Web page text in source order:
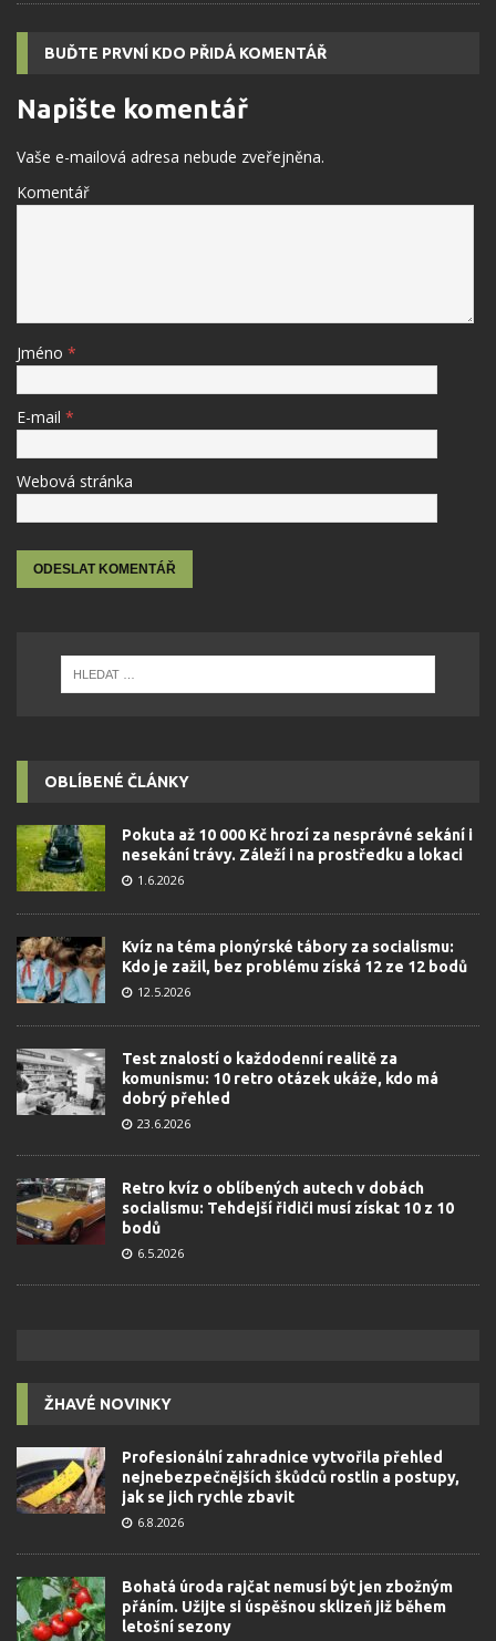
BUĎTE PRVNÍ KDO PŘIDÁ KOMENTÁŘ
Napište komentář
Vaše e-mailová adresa nebude zveřejněna.
Komentář
Jméno *
E-mail *
Webová stránka
OBLÍBENÉ ČLÁNKY
Pokuta až 10 000 Kč hrozí za nesprávné sekání i
nesekání trávy. Záleží i na prostředku a lokaci
1.6.2026
Kvíz na téma pionýrské tábory za socialismu:
Kdo je zažil, bez problému získá 12 ze 12 bodů
12.5.2026
Test znalostí o každodenní realitě za
komunismu: 10 retro otázek ukáže, kdo má
dobrý přehled
23.6.2026
Retro kvíz o oblíbených autech v dobách
socialismu: Tehdejší řidiči musí získat 10 z 10
bodů
6.5.2026
ŽHAVÉ NOVINKY
Profesionální zahradnice vytvořila přehled
nejnebezpečnějších škůdců rostlin a postupy,
jak se jich rychle zbavit
6.8.2026
Bohatá úroda rajčat nemusí být jen zbožným
přáním. Užijte si úspěšnou sklizeň již během
letošní sezony